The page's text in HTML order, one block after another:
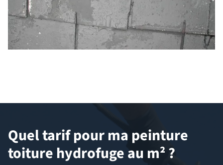
Quel tarif pour ma peinture
toiture hydrofuge au m² ?